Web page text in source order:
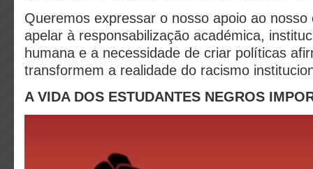
Queremos expressar o nosso apoio ao
apelar à responsabilização académica,
humana e a necessidade de criar políticas
transformem a realidade do racismo
A VIDA DOS ESTUDANTES NEGROS